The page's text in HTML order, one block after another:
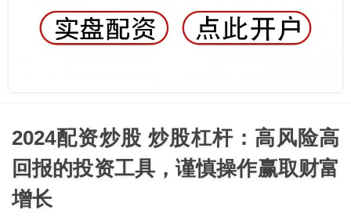
2024配资炒股 炒股杠杆：高风险高
回报的投资工具，谨慎操作赢取财富
增长